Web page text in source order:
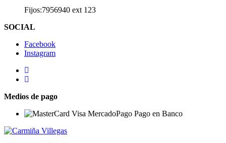
Fijos:7956940 ext 123
SOCIAL
Facebook
Instagram
Medios de pago